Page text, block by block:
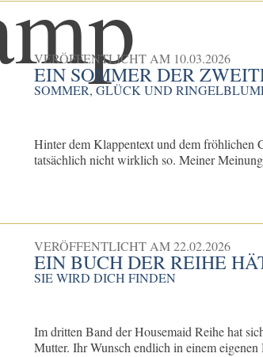
VERÖFFENTLICHT AM 10.03.2026
EIN SOMMER DER
SOMMER, GLÜCK UND
Hinter dem Klappentext und dem fröhlichen
tatsächlich nicht wirklich so. Meiner
VERÖFFENTLICHT AM22.02.2026
EIN BUCH DER REIHE
SIE WIRD DICH FINDEN
Im dritten Band der Housemaid Reihe hat
Mutter. Ihr Wunsch endlich in einem